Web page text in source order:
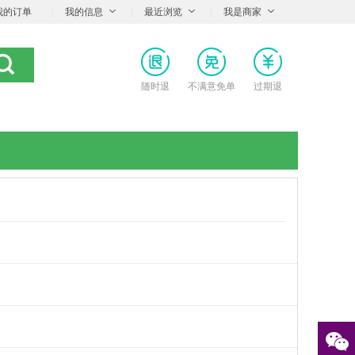
的订单 我的信息 最近浏览 我是商家
随时退 不满意免单 过期退